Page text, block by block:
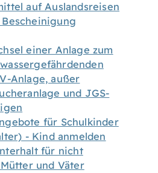
auf Auslandsreisen
einer Anlage zum
Anlage, außer
und JGS-
für Schulkinder
- Kind anmelden
für nicht
und Väter